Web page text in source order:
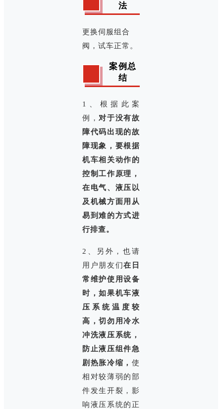
法
更换伺服组合
阀，试车正常。
案例总
结
1、根据此案
例， 对于没有故
障代码出现的故
障现象，要根据
机车相关动作的
控制工作原理，
在电气、液压以
及机械方面用从
易到难的方式进
行排查。
2、另外，也请
用户朋友们在日
常维护使用设备
时，如果机车液
压系统温度较
高，切勿用冷水
冲洗液压系统，
防止液压组件急
剧热胀冷缩， 使
相对较薄弱的部
件发生开裂，影
响液压系统的正